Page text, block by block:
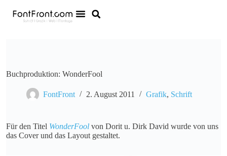
Buchproduktion: WonderFool
FontFront 2. August 2011 Grafik, Schrift
Für den Titel WonderFool von Dorit u. Dirk David wurde von uns
das Cover und das Layout gestaltet.